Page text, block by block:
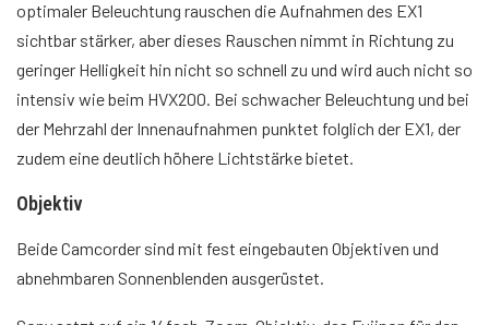
optimaler Beleuchtung rauschen die Aufnahmen des EX1
sichtbar stärker, aber dieses Rauschen nimmt in Richtung zu
geringer Helligkeit hin nicht so schnell zu und wird auch nicht so
intensiv wie beim HVX200. Bei schwacher Beleuchtung und bei
der Mehrzahl der Innenaufnahmen punktet folglich der EX1, der
zudem eine deutlich höhere Lichtstärke bietet.
Objektiv
Beide Camcorder sind mit fest eingebauten Objektiven und
abnehmbaren Sonnenblenden ausgerüstet.